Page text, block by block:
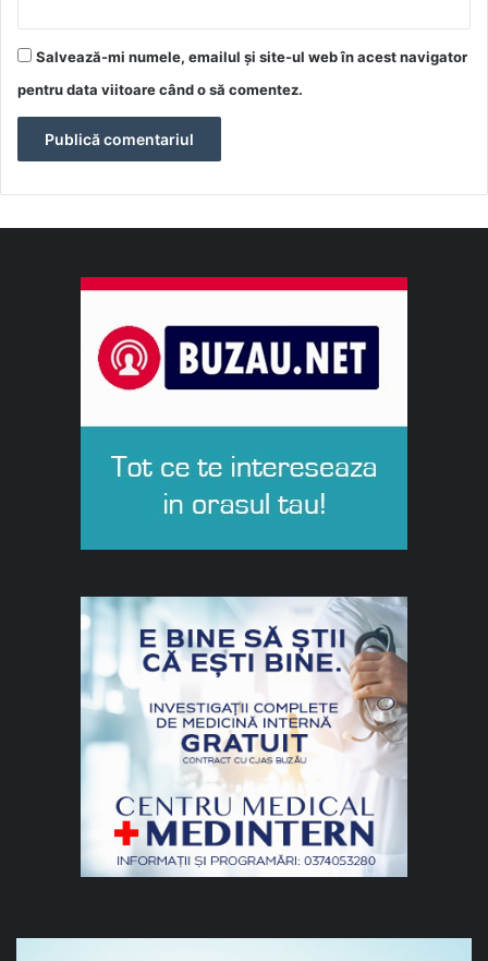
Salvează-mi numele, emailul și site-ul web în acest navigator
pentru data viitoare când o să comentez.